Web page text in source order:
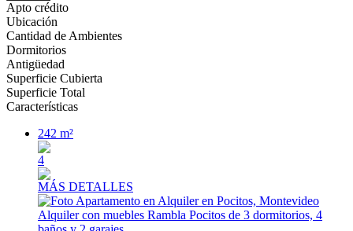
Apto crédito
Ubicación
Cantidad de Ambientes
Dormitorios
Antigüedad
Superficie Cubierta
Superficie Total
Características
242 m²
4
MÁS DETALLES